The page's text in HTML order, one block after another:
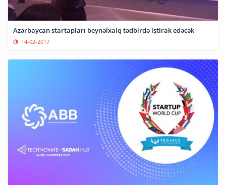
Azərbaycan startapları beynəlxalq tədbirdə iştirak edəcək
14-02-2017